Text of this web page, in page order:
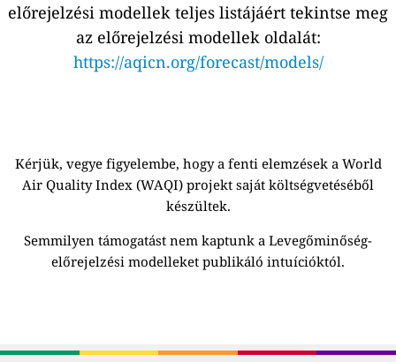
előrejelzési modellek teljes listájáért tekintse meg
az előrejelzési modellek oldalát:
https://aqicn.org/forecast/models/
Kérjük, vegye figyelembe, hogy a fenti elemzések a World
Air Quality Index (WAQI) projekt saját költségvetéséből
készültek.
Semmilyen támogatást nem kaptunk a Levegőminőség-
előrejelzési modelleket publikáló intuícióktól.